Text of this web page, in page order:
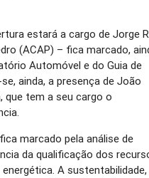
estará a cargo de Jorge
(ACAP) – fica marcado,
Automóvel e do Guia de
ainda, a presença de João
que tem a seu cargo o
marcado pela análise de
da qualificação dos
A sustentabilidade,